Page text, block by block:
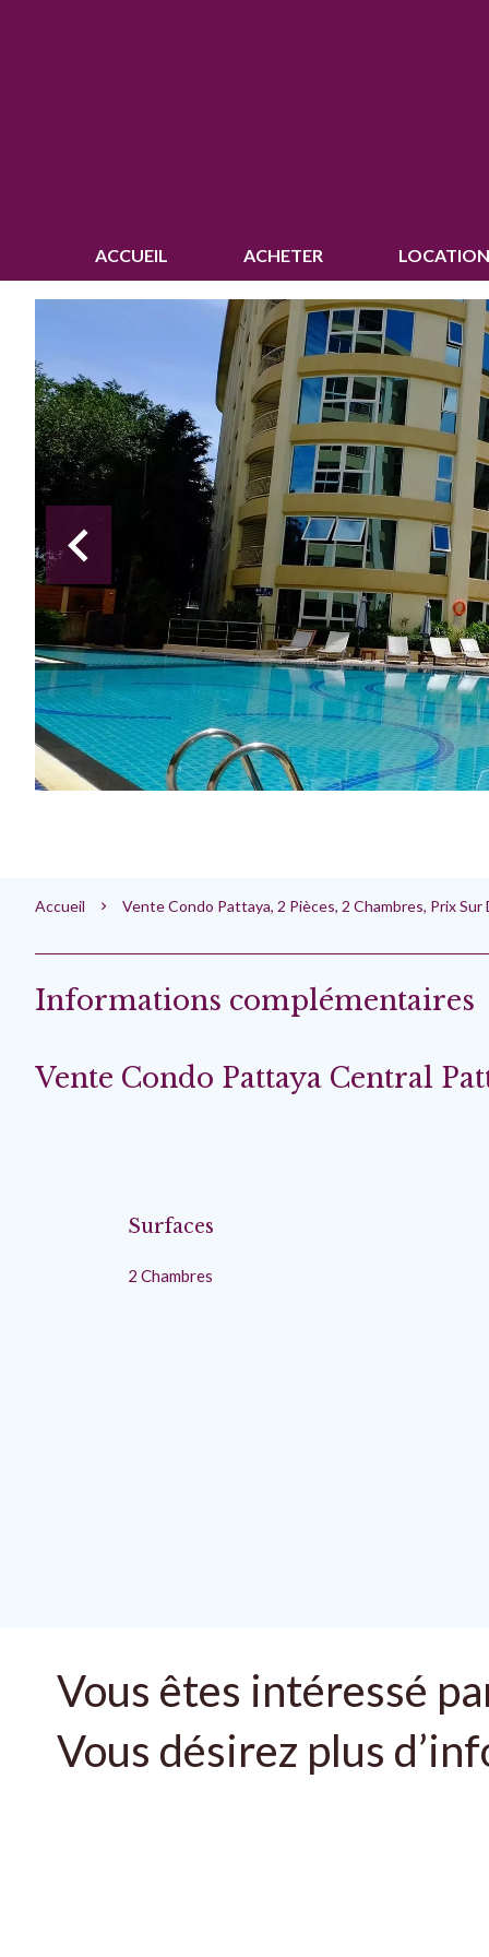
ACCUEIL ACHETER
Accueil Vente Condo Pattaya, 2 Pièces, 2 Chambres, Prix Sur
Informations complémentaires
Vente Condo Pattaya Central
Surfaces
2 Chambres
Vous êtes intéressé
Vous désirez plus